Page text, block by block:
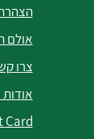
אולם
צרו
Card